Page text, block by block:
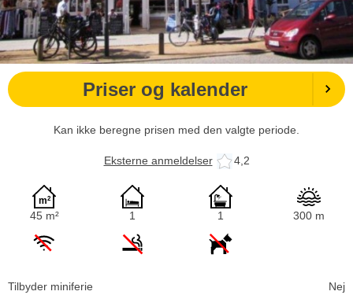
Priser og kalender
Kan ikke beregne prisen med den valgte periode.
Eksterne anmeldelser 4,2
45 m² 1 1 300 m
Tilbyder miniferie
Nej